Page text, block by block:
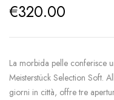
€320.00
La morbida pelle conferisce
Meisterstück Selection Soft.
giorni in città, offre tre